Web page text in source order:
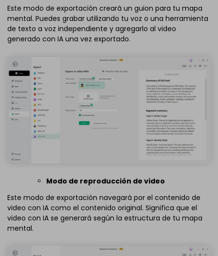
Este modo de exportación creará un guion para tu mapa
mental. Puedes grabar utilizando tu voz o una herramienta
de texto a voz independiente y agregarlo al video
generado con IA una vez exportado.
Modo de reproducción de video
Este modo de exportación navegará por el contenido de
video con IA como el contenido original. Significa que el
video con IA se generará según la estructura de tu mapa
mental.